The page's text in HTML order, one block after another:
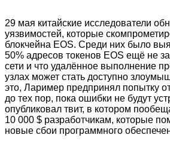
29 мая китайские исследователи
уязвимостей, которые
блокчейна EOS. Среди них было
50% адресов токенов EOS ещё не
сети и что удалённое выполнение
узлах может стать доступно
это, Лаример предпринял попытку
до тех пор, пока ошибки не будут
опубликовал твит, в котором
10 000 $ разработчикам, которые
новые сбои программного